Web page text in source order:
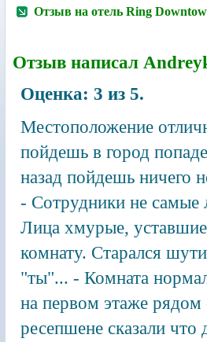
Отзыв на отель Ring
Отзыв написал
Оценка: 3 из 5.
Местоположение
пойдешь в город
назад пойдешь ничего
- Сотрудники не самые
Лица хмурые, уставшие
комнату. Старался
"ты"... - Комната
на первом этаже рядом
ресепшене сказали